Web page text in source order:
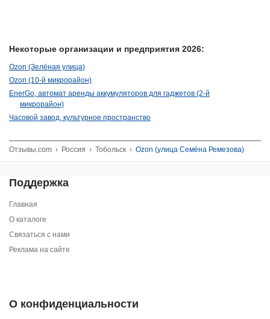
Некоторые организации и предприятия 2026:
Ozon (Зелёная улица)
Ozon (10-й микрорайон)
EnerGo, автомат аренды аккумуляторов для гаджетов (2-й
микрорайон)
Часовой завод, культурное пространство
Отзывы.com › Россия › Тобольск › Ozon (улица Семёна Ремезова)
Поддержка
Главная
О каталоге
Связаться с нами
Реклама на сайте
О конфиденциальности